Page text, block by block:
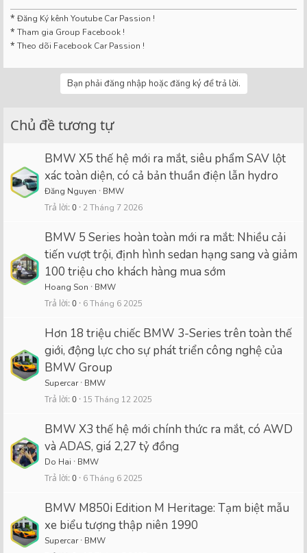
* Đăng Ký kênh Youtube Car Passion !
* Tham gia Group Facebook !
* Theo dõi Facebook Car Passion !
Bạn phải đăng nhập hoặc đăng ký để trả lời.
Chủ đề tương tự
BMW X5 thế hệ mới ra mắt, siêu phẩm SAV lột
xác toàn diện, có cả bản thuần điện lẫn hydro
Đăng Nguyen BMW
Trả lời 0 2 Tháng 7 2026
BMW 5 Series hoàn toàn mới ra mắt: Nhiều cải
tiến vượt trội, định hình sedan hạng sang và giảm
100 triệu cho khách hàng mua sớm
Hoang Son BMW
Trả lời 0 6 Tháng 6 2025
Hơn 18 triệu chiếc BMW 3-Series trên toàn thế
giới, động lực cho sự phát triển công nghệ của
BMW Group
Supercar BMW
Trả lời 0 15 Tháng 12 2025
BMW X3 thế hệ mới chính thức ra mắt, có AWD
và ADAS, giá 2,27 tỷ đồng
Do Hai BMW
Trả lời 0 6 Tháng 6 2025
BMW M850i Edition M Heritage: Tạm biệt mẫu
xe biểu tượng thập niên 1990
Supercar BMW